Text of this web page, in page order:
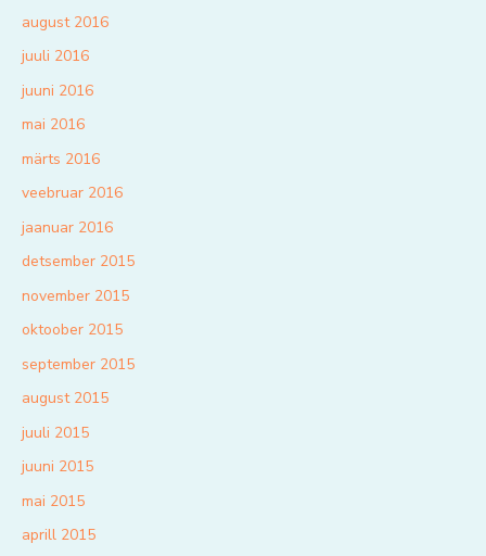
august 2016
juuli 2016
juuni 2016
mai 2016
märts 2016
veebruar 2016
jaanuar 2016
detsember 2015
november 2015
oktoober 2015
september 2015
august 2015
juuli 2015
juuni 2015
mai 2015
aprill 2015